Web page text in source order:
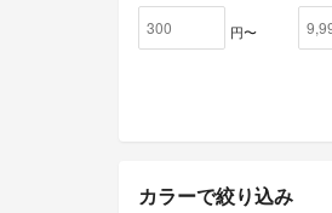
円〜
カラーで絞り込み